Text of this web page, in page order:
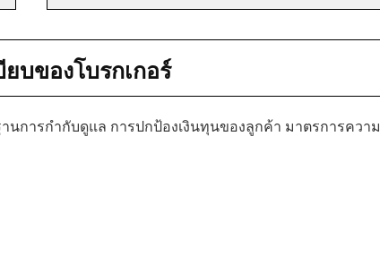
บของโบรกเกอร์
นการกำกับดูแล การปกป้องเงินทุนของลูกค้า มาตรการความ